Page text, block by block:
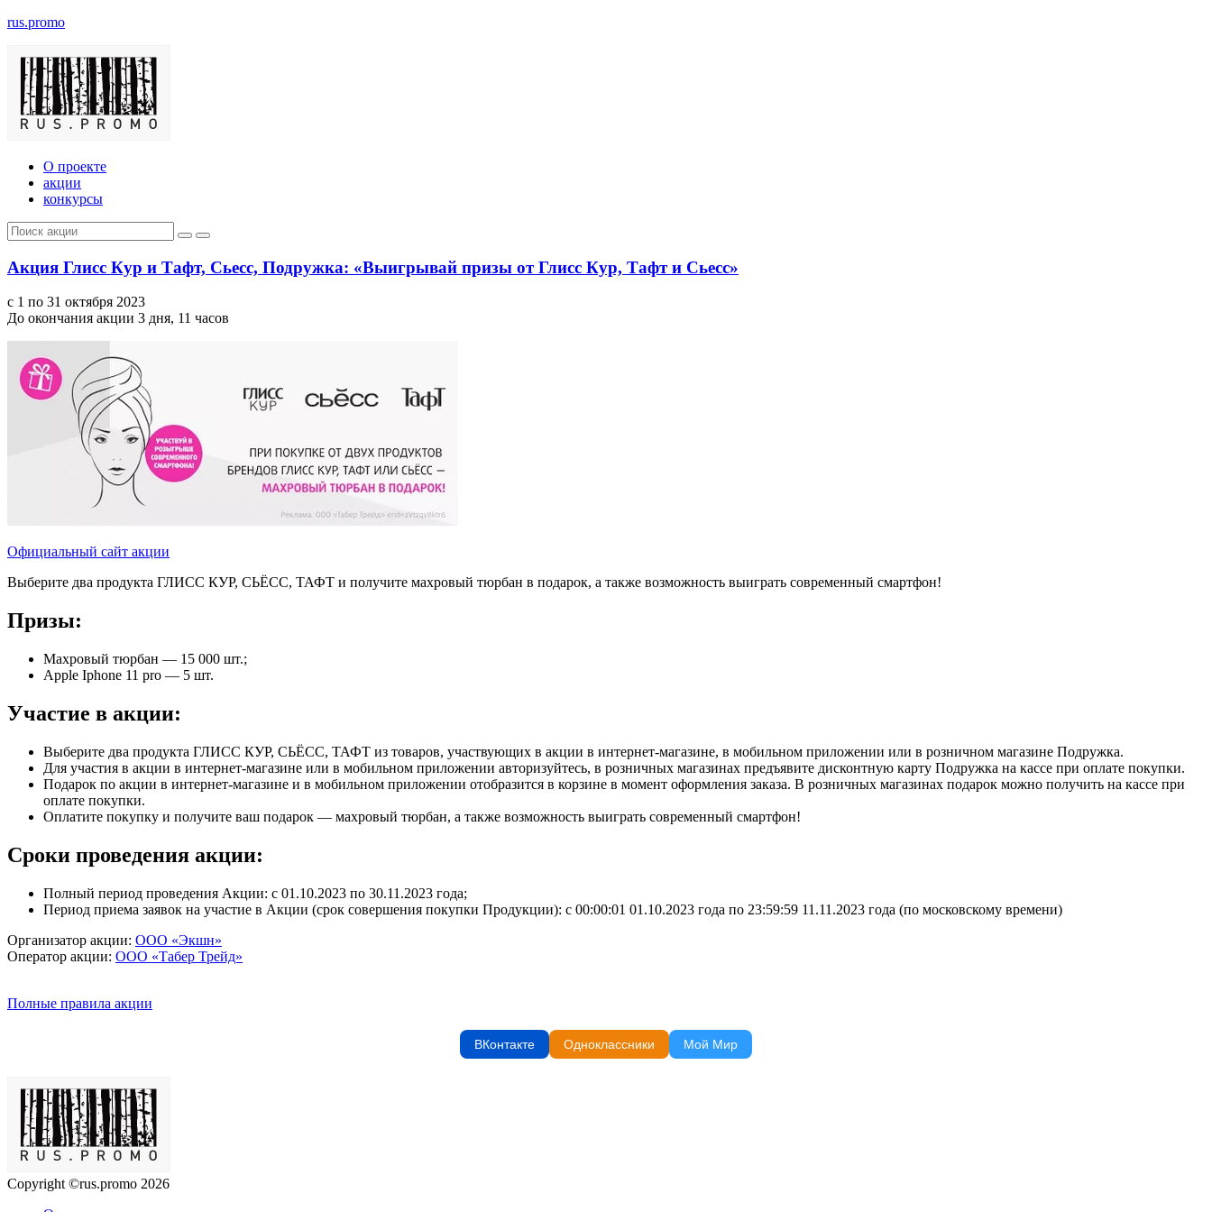
rus.promo
О проекте
акции
конкурсы
Акция Глисс Кур и Тафт, Сьесс, Подружка: «Выигрывай призы от Глисс Кур, Тафт и Сьесс»
с 1 по 31 октября 2023
До окончания акции 3 дня, 11 часов
Официальный сайт акции
Выберите два продукта ГЛИСС КУР, СЬЁСС, ТАФТ и получите махровый тюрбан в подарок, а также возможность выиграть современный смартфон!
Призы:
Махровый тюрбан — 15 000 шт.;
Apple Iphone 11 pro — 5 шт.
Участие в акции:
Выберите два продукта ГЛИСС КУР, СЬЁСС, ТАФТ из товаров, участвующих в акции в интернет-магазине, в мобильном приложении или в розничном магазине Подружка.
Для участия в акции в интернет-магазине или в мобильном приложении авторизуйтесь, в розничных магазинах предъявите дисконтную карту Подружка на кассе при оплате покупки.
Подарок по акции в интернет-магазине и в мобильном приложении отобразится в корзине в момент оформления заказа. В розничных магазинах подарок можно получить на кассе при
оплате покупки.
Оплатите покупку и получите ваш подарок — махровый тюрбан, а также возможность выиграть современный смартфон!
Сроки проведения акции:
Полный период проведения Акции: с 01.10.2023 по 30.11.2023 года;
Период приема заявок на участие в Акции (срок совершения покупки Продукции): с 00:00:01 01.10.2023 года по 23:59:59 11.11.2023 года (по московскому времени)
Организатор акции: ООО «Экшн»
Оператор акции: ООО «Табер Трейд»
Полные правила акции
ВКонтакте Одноклассники Мой Мир
Copyright ©rus.promo 2026